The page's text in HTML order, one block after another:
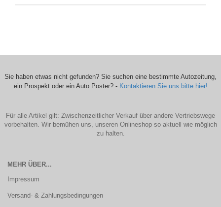
Sie haben etwas nicht gefunden? Sie suchen eine bestimmte Autozeitung,
ein Prospekt oder ein Auto Poster? - Kontaktieren Sie uns bitte hier!
Für alle Artikel gilt: Zwischenzeitlicher Verkauf über andere Vertriebswege
vorbehalten. Wir bemühen uns, unseren Onlineshop so aktuell wie möglich
zu halten.
MEHR ÜBER...
Impressum
Versand- & Zahlungsbedingungen